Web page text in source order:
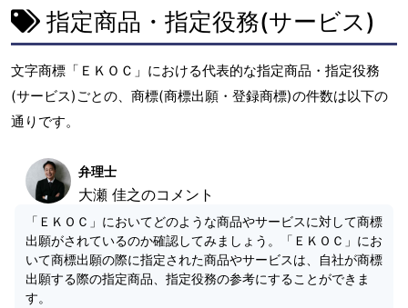
指定商品・指定役務(サービス)
文字商標「ＥＫＯＣ」における代表的な指定商品・指定役務
(サービス)ごとの、商標(商標出願・登録商標)の件数は以下の
通りです。
弁理士
大瀬 佳之のコメント
「ＥＫＯＣ」においてどのような商品やサービスに対して商標
出願がされているのか確認してみましょう。「ＥＫＯＣ」にお
いて商標出願の際に指定された商品やサービスは、自社が商標
出願する際の指定商品、指定役務の参考にすることができま
す。